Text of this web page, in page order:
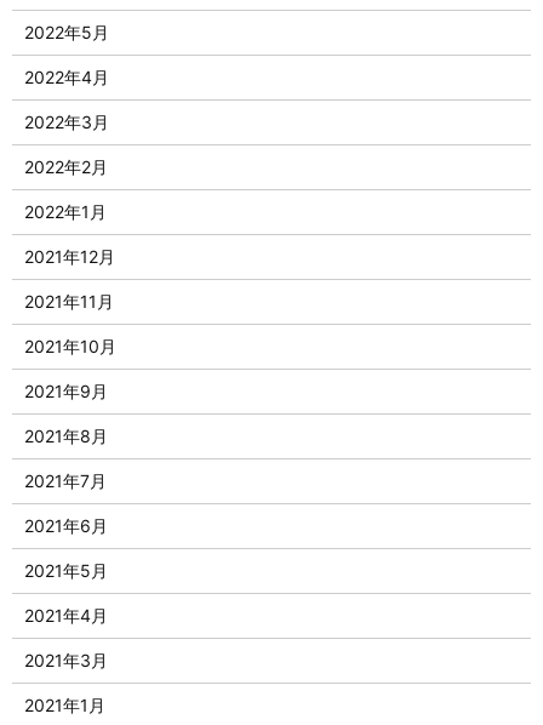
2022年5月
2022年4月
2022年3月
2022年2月
2022年1月
2021年12月
2021年11月
2021年10月
2021年9月
2021年8月
2021年7月
2021年6月
2021年5月
2021年4月
2021年3月
2021年1月